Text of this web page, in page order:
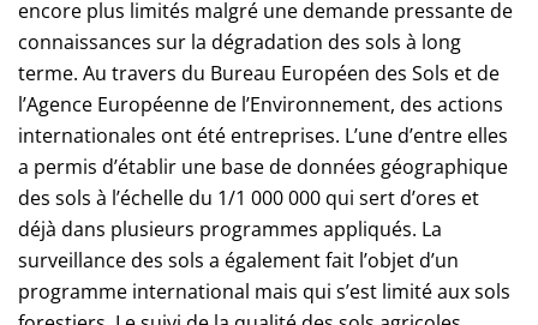
encore plus limités malgré une demande pressante de
connaissances sur la dégradation des sols à long
terme. Au travers du Bureau Européen des Sols et de
l’Agence Européenne de l’Environnement, des actions
internationales ont été entreprises. L’une d’entre elles
a permis d’établir une base de données géographique
des sols à l’échelle du 1/1 000 000 qui sert d’ores et
déjà dans plusieurs programmes appliqués. La
surveillance des sols a également fait l’objet d’un
programme international mais qui s’est limité aux sols